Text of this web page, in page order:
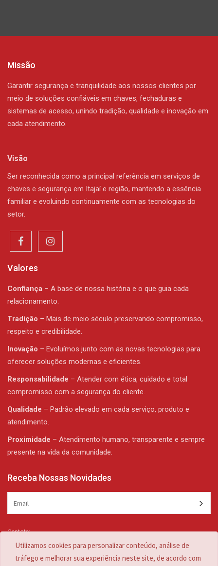
Missão
Garantir segurança e tranquilidade aos nossos clientes por
meio de soluções confiáveis em chaves, fechaduras e
sistemas de acesso, unindo tradição, qualidade e inovação em
cada atendimento.
Visão
Ser reconhecida como a principal referência em serviços de
chaves e segurança em Itajaí e região, mantendo a essência
familiar e evoluindo continuamente com as tecnologias do
setor.
Valores
Confiança – A base de nossa história e o que guia cada
relacionamento.
Tradição – Mais de meio século preservando compromisso,
respeito e credibilidade.
Inovação – Evoluímos junto com as novas tecnologias para
oferecer soluções modernas e eficientes.
Responsabilidade – Atender com ética, cuidado e total
compromisso com a segurança do cliente.
Qualidade – Padrão elevado em cada serviço, produto e
atendimento.
Proximidade – Atendimento humano, transparente e sempre
presente na vida da comunidade.
Receba Nossas Novidades
Contato:
(47) 3344-1839 /
(47) 3344-1839
zulian@zulian.com.br
Utilizamos cookies para personalizar conteúdo, análise de
tráfego e melhorar sua experiência neste site, de acordo com